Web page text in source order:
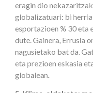
eragin dio
globalizatuari: bi
esportazioen % 30 eta
dute. Gainera, Errusia
nagusietako bat da.
eta prezioen eskasia
globalean.